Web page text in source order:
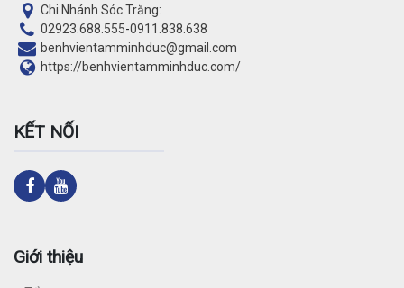
Giới thiệu
Chi Nhánh Sóc Trăng:
02923.688.555-0911.838.638
benhvientamminhduc@gmail.com
https://benhvientamminhduc.com/
KẾT NỐI